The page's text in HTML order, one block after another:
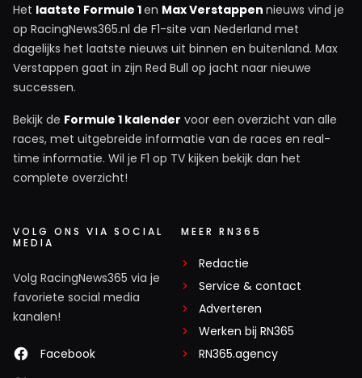
Het laatste Formule 1en Max Verstappen nieuws vind je
op RacingNews365.nl de F1-site van Nederland met
dagelijks het laatste nieuws uit binnen en buitenland. Max
Verstappen gaat in zijn Red Bull op jacht naar nieuwe
successen.
Bekijk de Formule 1 kalender voor een overzicht van alle
races, met uitgebreide informatie van de races en real-
time informatie. Wil je F1 op TV kijken bekijk dan het
complete overzicht!
VOLG ONS VIA SOCIAL
MEDIA
Volg RacingNews365 via je
favoriete social media
kanalen!
Facebook
MEER RN365
Redactie
Service & contact
Adverteren
Werken bij RN365
RN365.agency